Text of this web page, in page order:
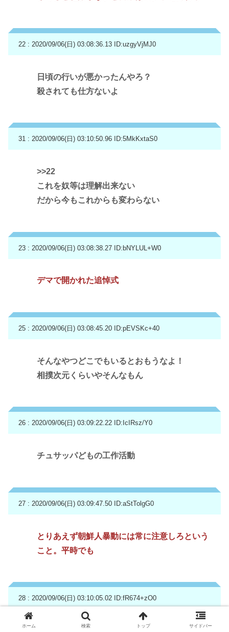
22 : 2020/09/06(日) 03:08:36.13 ID:uzgyVjMJ0
日頃の行いが悪かったんやろ？
殺されても仕方ないよ
31 : 2020/09/06(日) 03:10:50.96 ID:5MkKxtaS0
>>22
これを奴等は理解出来ない
だから今もこれからも変わらない
23 : 2020/09/06(日) 03:08:38.27 ID:bNYLUL+W0
デマで開かれた追悼式
25 : 2020/09/06(日) 03:08:45.20 ID:pEVSKc+40
そんなやつどこでもいるとおもうなよ！
相撲次元くらいやそんなもん
26 : 2020/09/06(日) 03:09:22.22 ID:IcIRsz/Y0
チュサッパどもの工作活動
27 : 2020/09/06(日) 03:09:47.50 ID:aStTolgG0
とりあえず朝鮮人暴動には常に注意しろという
こと。平時でも
28 : 2020/09/06(日) 03:10:05.02 ID:fR674+zO0
ホーム 検索 トップ サイドバー